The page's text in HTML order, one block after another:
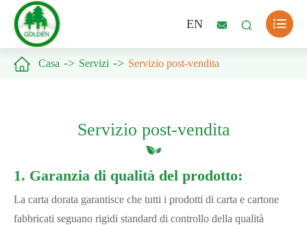
EN   
 Casa Servizi Servizio post-vendita
Servizio post-vendita
1. Garanzia di qualità del prodotto:
La carta dorata garantisce che tutti i prodotti di carta e cartone
fabbricati seguano rigidi standard di controllo della qualità